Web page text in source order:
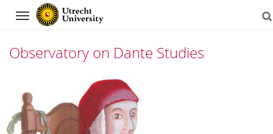
Navigation
Observatory on Dante Studies
content